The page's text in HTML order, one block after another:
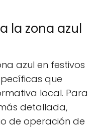
la zona azul
azul en festivos
que
local. Para
detallada,
de operación de